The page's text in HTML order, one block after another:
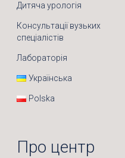
Дитяча урологія
Консультації вузьких
спеціалістів
Лабораторія
Українська
Polska
Про центр